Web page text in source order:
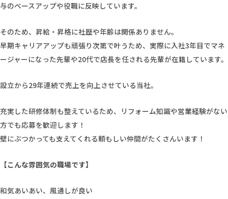
与のベースアップや役職に反映しています。
そのため、昇給・昇格に社歴や年齢は関係ありません。
早期キャリアアップも頑張り次第で叶うため、実際に入社3年目でマネ
ージャーになった先輩や20代で店長を任される先輩が在籍しています。
設立から29年連続で売上を向上させている当社。
充実した研修体制も整えているため、リフォーム知識や営業経験がない
方でも応募を歓迎します！
壁にぶつかっても支えてくれる頼もしい仲間がたくさんいます！
【こんな雰囲気の職場です】
和気あいあい、風通しが良い